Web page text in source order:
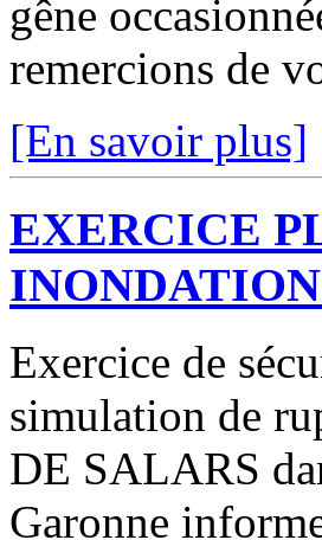
gêne
remercions de
[En savoir plus]
EXERCICE
Exercice de
simulation de
DE SALARS
Garonne